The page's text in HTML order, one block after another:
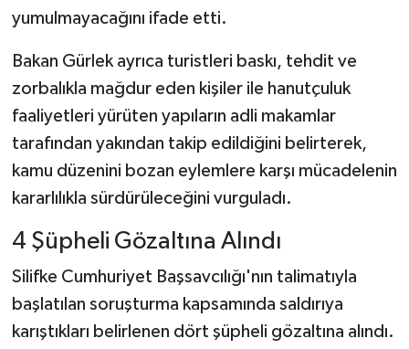
yumulmayacağını ifade etti.
Bakan Gürlek ayrıca turistleri baskı, tehdit ve
zorbalıkla mağdur eden kişiler ile hanutçuluk
faaliyetleri yürüten yapıların adli makamlar
tarafından yakından takip edildiğini belirterek,
kamu düzenini bozan eylemlere karşı mücadelenin
kararlılıkla sürdürüleceğini vurguladı.
4 Şüpheli Gözaltına Alındı
Silifke Cumhuriyet Başsavcılığı'nın talimatıyla
başlatılan soruşturma kapsamında saldırıya
karıştıkları belirlenen dört şüpheli gözaltına alındı.